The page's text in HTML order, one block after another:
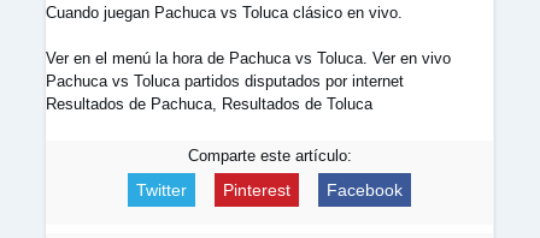
Cuando juegan Pachuca vs Toluca clásico en vivo.
Ver en el menú la hora de Pachuca vs Toluca. Ver en vivo
Pachuca vs Toluca partidos disputados por internet
Resultados de Pachuca, Resultados de Toluca
Comparte este artículo:
Twitter Pinterest Facebook